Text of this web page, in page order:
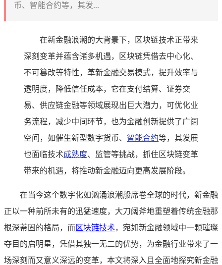
币、智能合约等，其发...
在新金融浪潮的大背景下，区块链技术正带来
深刻变革并蕴含诸多机遇，区块链凭借去中心化、
不可篡改等特性，革新金融交易模式，提升效率与
透明度，降低信任成本，它在支付结算、证券交
易、供应链金融等领域展现出巨大潜力，可优化业
务流程，减少中间环节，也为金融创新提供了广阔
空间，如催生新型数字货币、 智能合约等，其发展
也面临技术成熟度、监管等挑战，抓住区块链变革
带来的机遇，将推动新金融迈向更高发展阶段。
在当今这个数字化如汹涌浪潮般席卷全球的时代，新金融
正以一种前所未有的迅猛速度，大刀阔斧地重塑着传统金融那
根深蒂固的格局，而 区块链技术，宛如新金融领域中一颗璀璨
夺目的启明星，凭借其独一无二的优势，为金融行业带来了一
场深刻而又意义深远的变革，本文将深入且全面地探究新金融